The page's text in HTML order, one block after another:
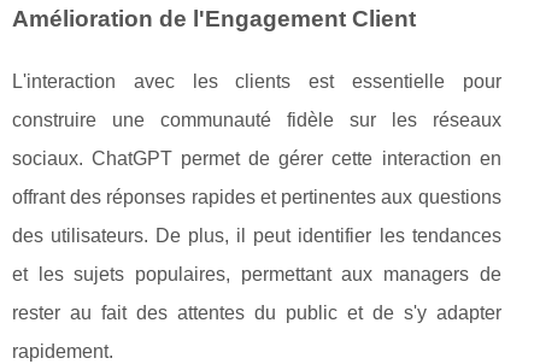
Amélioration de l'Engagement Client
L'interaction avec les clients est essentielle pour
construire une communauté fidèle sur les réseaux
sociaux. ChatGPT permet de gérer cette interaction en
offrant des réponses rapides et pertinentes aux questions
des utilisateurs. De plus, il peut identifier les tendances
et les sujets populaires, permettant aux managers de
rester au fait des attentes du public et de s'y adapter
rapidement.